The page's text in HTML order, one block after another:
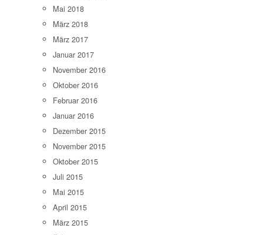
Mai 2018
März 2018
März 2017
Januar 2017
November 2016
Oktober 2016
Februar 2016
Januar 2016
Dezember 2015
November 2015
Oktober 2015
Juli 2015
Mai 2015
April 2015
März 2015